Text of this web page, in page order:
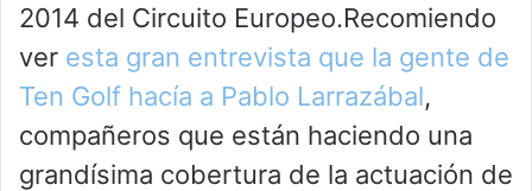
2014 del Circuito Europeo.Recomiendo
ver esta gran entrevista que la gente de
Ten Golf hacía a Pablo Larrazábal,
compañeros que están haciendo una
grandísima cobertura de la actuación de